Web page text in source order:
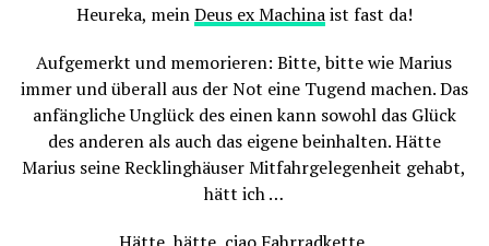
Heureka, meinDeus ex Machinaist fast da!
Aufgemerkt und memorieren: Bitte, bitte wie Marius
immer und überall aus der Not eine Tugend machen. Das
anfängliche Unglück des einen kann sowohl das Glück
des anderen als auch das eigene beinhalten. Hätte
Marius seine Recklinghäuser Mitfahrgelegenheit gehabt,
hätt ich …